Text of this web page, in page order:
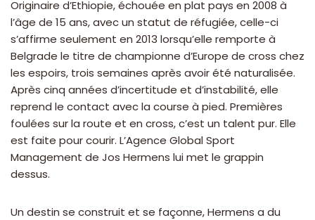
Originaire d’Ethiopie, échouée en plat pays en 2008 à
l’âge de 15 ans, avec un statut de réfugiée, celle-ci
s’affirme seulement en 2013 lorsqu’elle remporte à
Belgrade le titre de championne d’Europe de cross chez
les espoirs, trois semaines après avoir été naturalisée.
Après cinq années d’incertitude et d’instabilité, elle
reprend le contact avec la course à pied. Premières
foulées sur la route et en cross, c’est un talent pur. Elle
est faite pour courir. L’Agence Global Sport
Management de Jos Hermens lui met le grappin
dessus.
Un destin se construit et se façonne, Hermens a du